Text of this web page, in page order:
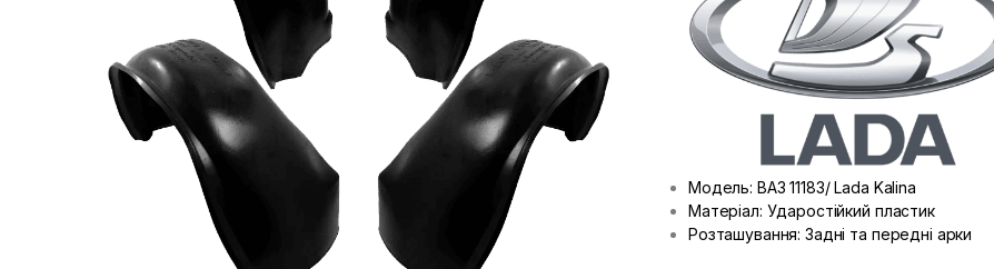
Модель: ВАЗ 11183/ Lada Kalina
Матеріал: Ударостійкий пластик
Розташування: Задні та передні арки